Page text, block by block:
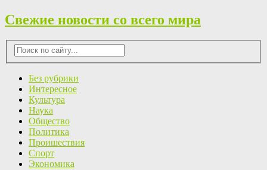
Свежие новости со всего мира
Без рубрики
Интересное
Культура
Наука
Общество
Политика
Проишествия
Спорт
Экономика